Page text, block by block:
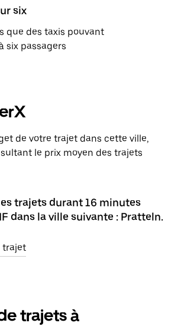
six
que des taxis pouvant
six passagers
de votre trajet dans cette ville,
le prix moyen des trajets
trajets durant 16 minutes
dans la ville suivante : Pratteln.
trajet
trajets à